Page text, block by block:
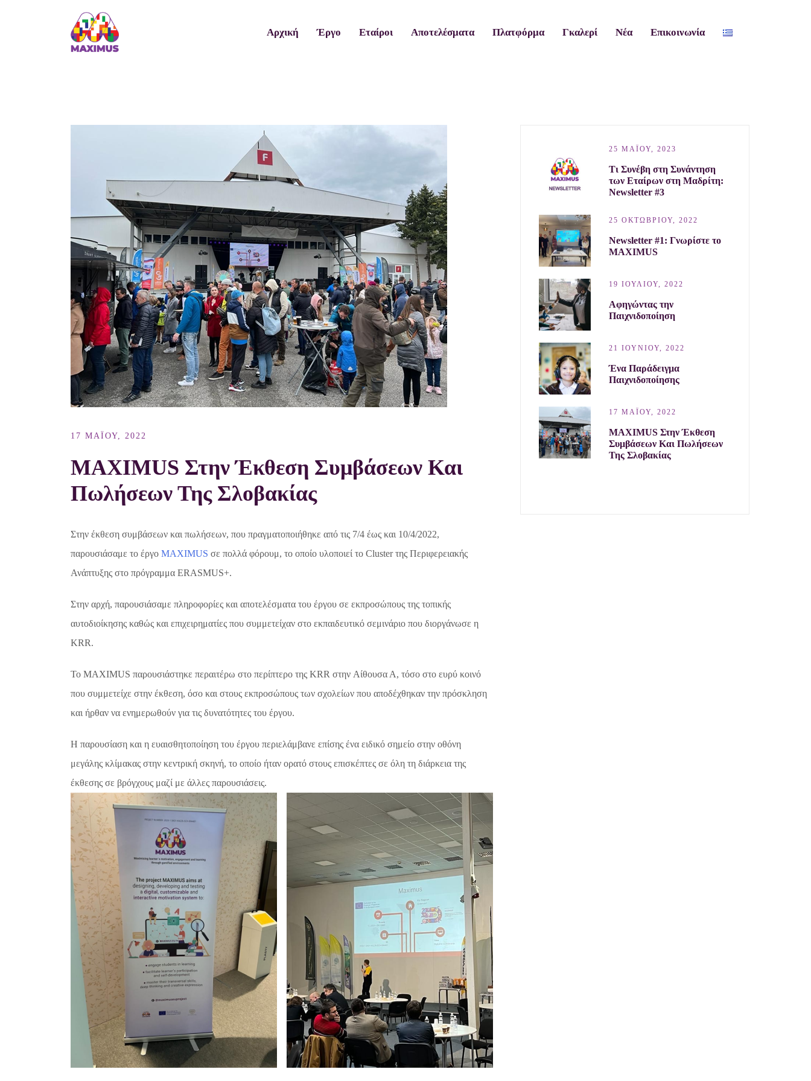
Αρχική Έργο Εταίροι Αποτελέσματα Πλατφόρμα Γκαλερί Νέα Επικοινωνία
17 ΜΑΪ́ΟΥ, 2022
MAXIMUS Στην Έκθεση Συμβάσεων Και
Πωλήσεων Της Σλοβακίας
Στην έκθεση συμβάσεων και πωλήσεων, που πραγματοποιήθηκε από τις 7/4 έως και 10/4/2022,
παρουσιάσαμε το έργο MAXIMUS σε πολλά φόρουμ, το οποίο υλοποιεί το Cluster της Περιφερειακής
Ανάπτυξης στο πρόγραμμα ERASMUS+.
Στην αρχή, παρουσιάσαμε πληροφορίες και αποτελέσματα του έργου σε εκπροσώπους της τοπικής
αυτοδιοίκησης καθώς και επιχειρηματίες που συμμετείχαν στο εκπαιδευτικό σεμινάριο που διοργάνωσε η
KRR.
Το MAXIMUS παρουσιάστηκε περαιτέρω στο περίπτερο της KRR στην Αίθουσα Α, τόσο στο ευρύ κοινό
που συμμετείχε στην έκθεση, όσο και στους εκπροσώπους των σχολείων που αποδέχθηκαν την πρόσκληση
και ήρθαν να ενημερωθούν για τις δυνατότητες του έργου.
Η παρουσίαση και η ευαισθητοποίηση του έργου περιελάμβανε επίσης ένα ειδικό σημείο στην οθόνη
μεγάλης κλίμακας στην κεντρική σκηνή, το οποίο ήταν ορατό στους επισκέπτες σε όλη τη διάρκεια της
έκθεσης σε βρόγχους μαζί με άλλες παρουσιάσεις.
25 ΜΑΪ́ΟΥ, 2023
Τι Συνέβη στη Συνάντηση
των Εταίρων στη Μαδρίτη:
Newsletter #3
25 ΟΚΤΩΒΡΊΟΥ, 2022
Newsletter #1: Γνωρίστε το
MAXIMUS
19 ΙΟΥΛΊΟΥ, 2022
Αφηγώντας την
Παιχνιδοποίηση
21 ΙΟΥΝΊΟΥ, 2022
Ένα Παράδειγμα
Παιχνιδοποίησης
17 ΜΑΪ́ΟΥ, 2022
MAXIMUS Στην Έκθεση
Συμβάσεων Και Πωλήσεων
Της Σλοβακίας